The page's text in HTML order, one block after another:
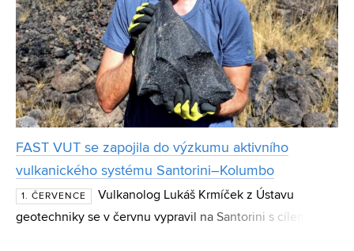
FAST VUT se zapojila do výzkumu aktivního
vulkanického systému Santorini–Kolumbo
1. ČERVENCE
Vulkanolog Lukáš Krmíček z Ústavu
geotechniky se v červnu vypravil na Santorini s cílem